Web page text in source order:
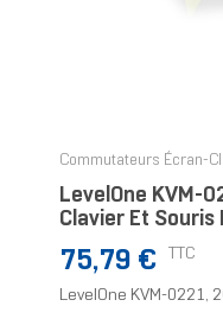
Commutateurs Écran-
LevelOne KVM-
Clavier Et Souris
Prix
75,79 € TTC
LevelOne KVM-0221,